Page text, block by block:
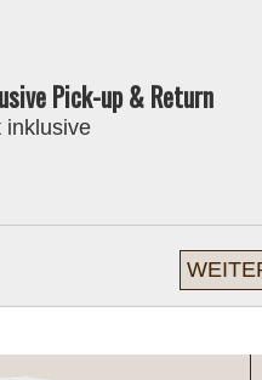
AUSSENKÜCHE
Pick-up & Return
inklusive